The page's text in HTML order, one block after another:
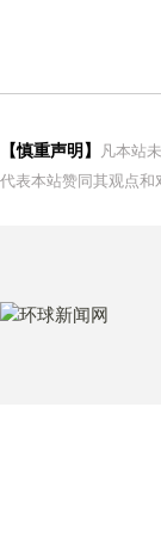
【慎重声明】
凡本站
代表本站赞同其观点